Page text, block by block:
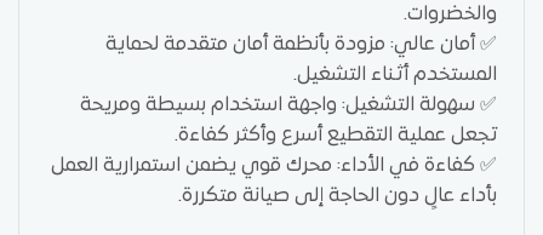
والخضروات.
✅ أمان عالي: مزودة بأنظمة أمان متقدمة لحماية
المستخدم أثناء التشغيل.
✅ سهولة التشغيل: واجهة استخدام بسيطة ومريحة
تجعل عملية التقطيع أسرع وأكثر كفاءة.
✅ كفاءة في الأداء: محرك قوي يضمن استمرارية العمل
بأداء عالٍ دون الحاجة إلى صيانة متكررة.